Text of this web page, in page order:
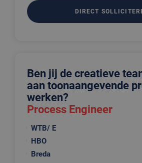
DIRECT
Ben jij de creatieve
aan toonaangevende
werken?
Process Engineer
WTB/ E
HBO
Breda